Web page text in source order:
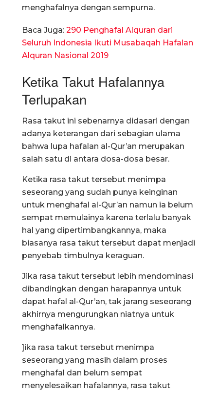
menghafalnya dengan sempurna.
Baca Juga: 290 Penghafal Alquran dari
Seluruh Indonesia Ikuti Musabaqah Hafalan
Alquran Nasional 2019
Ketika Takut Hafalannya
Terlupakan
Rasa takut ini sebenarnya didasari dengan
adanya keterangan dari sebagian ulama
bahwa lupa hafalan al-Qur’an merupakan
salah satu di antara dosa-dosa besar.
Ketika rasa takut tersebut menimpa
seseorang yang sudah punya keinginan
untuk menghafal al-Qur’an namun ia belum
sempat memulainya karena terlalu banyak
hal yang dipertimbangkannya, maka
biasanya rasa takut tersebut dapat menjadi
penyebab timbulnya keraguan.
Jika rasa takut tersebut lebih mendominasi
dibandingkan dengan harapannya untuk
dapat hafal al-Qur’an, tak jarang seseorang
akhirnya mengurungkan niatnya untuk
menghafalkannya.
]ika rasa takut tersebut menimpa
seseorang yang masih dalam proses
menghafal dan belum sempat
menyelesaikan hafalannya, rasa takut